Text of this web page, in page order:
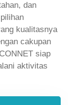
dan
kualitasnya
cakupan
siap
aktivitas